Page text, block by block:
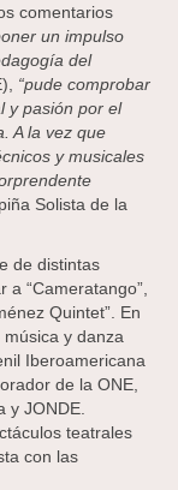
comentarios
un impulso
del
“pude comprobar
y pasión por el
A la vez que
y musicales
Solista de la
de distintas
“Cameratango”,
Quintet”. En
y danza
Iberoamericana
de la ONE,
y JONDE.
teatrales
con las